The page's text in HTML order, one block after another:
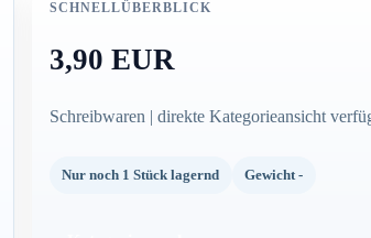
SCHNELLÜBERBLICK
3,90 EUR
Schreibwaren | direkte Kategorieansicht
Nur noch 1 Stück lagernd Gewicht -